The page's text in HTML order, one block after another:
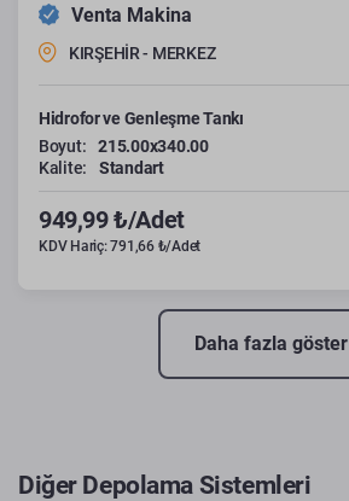
Venta Makina
KIRŞEHİR - MERKEZ
Hidrofor ve Genleşme Tankı
Boyut:
215.00x340.00
Kalite:
Standart
949,99 ₺/Adet
KDV Hariç: 791,66 ₺/Adet
Daha fazla göster
Diğer Depolama Sistemleri